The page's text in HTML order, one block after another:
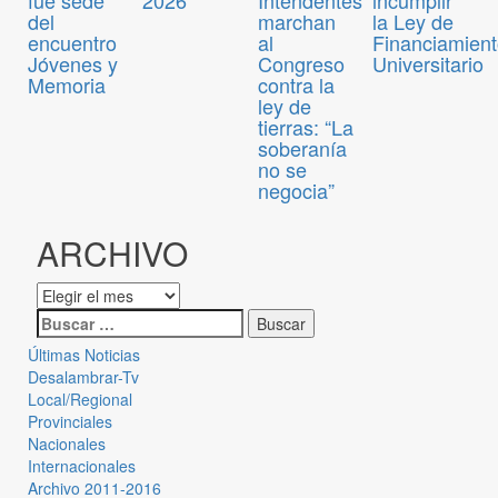
del
encuentro
Jóvenes y
Memoria
marchan
al
Congreso
contra la
ley de
tierras: “La
soberanía
no se
negocia”
la Ley de
Universitario
ARCHIVO
Últimas Noticias
Desalambrar-Tv
Local/Regional
Provinciales
Nacionales
Internacionales
Archivo 2011-2016